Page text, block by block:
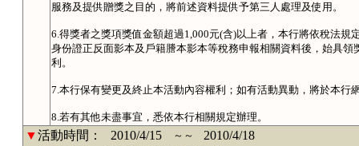
服務及提供贈獎之目的，將前述資料提供予第三人處理及使用。
6.得獎者之獎項獎值金額超過1,000元(含)以上者，本行將依稅法
身份證正反面影本及戶籍謄本影本等稅務申報相關資料後，始具
利。
7.本行保有變更及終止本活動內容權利；如有活動異動，將於本行
8.若有其他未盡事宜，悉依本行相關規定辦理。
▼活動時間： 2010/4/15 ～～
2010/4/18